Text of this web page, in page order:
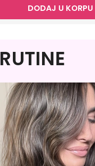
DODAJ U KORPU
RUTINE